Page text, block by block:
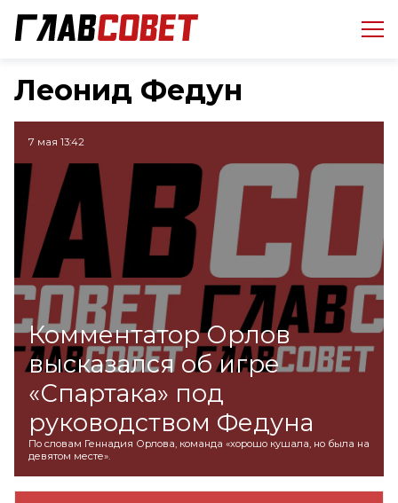
Леонид Федун
7 мая 13:42
Комментатор Орлов
высказался об игре
«Спартака» под
руководством Федуна
По словам Геннадия Орлова, команда «хорошо кушала, но была на
девятом месте».